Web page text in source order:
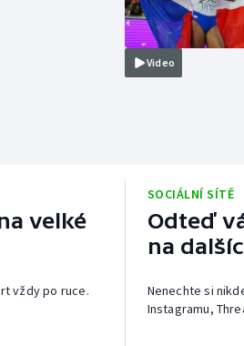
Video
velké
vždy po ruce.
SOCIÁLNÍ SÍTĚ
Odteď
na
Nenechte si
Instagramu,